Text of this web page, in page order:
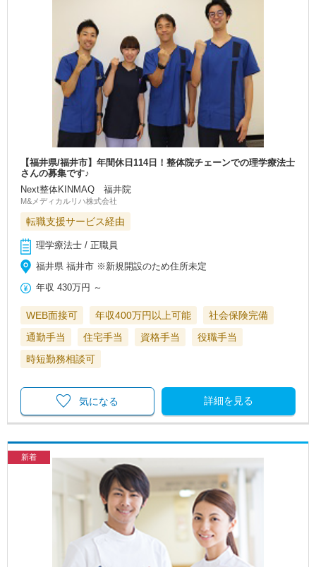
【福井県/福井市】年間休日114日！整体院チェーンでの理学療法士
さんの募集です♪
Next整体KINMAQ 福井院
M&メディカルリハ株式会社
転職支援サービス経由
理学療法士 / 正職員
福井県 福井市 ※新規開設のため住所未定
年収 430万円 ～
WEB面接可 年収400万円以上可能
社会保険完備
通勤手当
住宅手当 資格手当
役職手当
時短勤務相談可
詳細を見る
気になる
新着